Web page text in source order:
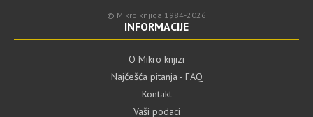
© Mikro knjiga 1984-2026
INFORMACIJE
O Mikro knjizi
Najčešća pitanja - FAQ
Kontakt
Vaši podaci